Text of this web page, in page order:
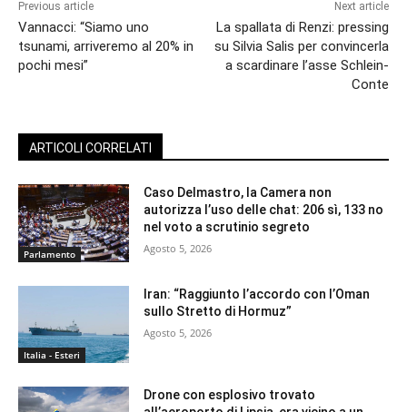
Previous article
Vannacci: “Siamo uno
tsunami, arriveremo al 20% in
pochi mesi”
Next article
La spallata di Renzi: pressing
su Silvia Salis per convincerla
a scardinare l’asse Schlein-
Conte
ARTICOLI CORRELATI
Parlamento
Caso Delmastro, la Camera non
autorizza l’uso delle chat: 206 sì, 133 no
nel voto a scrutinio segreto
Agosto 5, 2026
Italia - Esteri
Iran: “Raggiunto l’accordo con l’Oman
sullo Stretto di Hormuz”
Agosto 5, 2026
Drone con esplosivo trovato